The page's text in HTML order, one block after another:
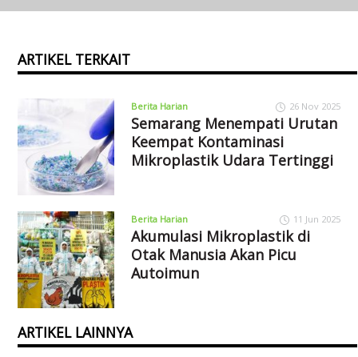
ARTIKEL TERKAIT
Berita Harian 26 Nov 2025
Semarang Menempati Urutan
Keempat Kontaminasi
Mikroplastik Udara Tertinggi
Berita Harian 11 Jun 2025
Akumulasi Mikroplastik di
Otak Manusia Akan Picu
Autoimun
ARTIKEL LAINNYA